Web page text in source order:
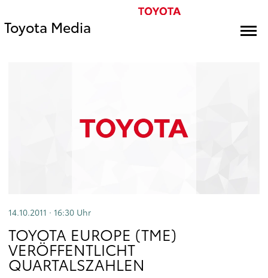
Toyota Media
14.10.2011 · 16:30 Uhr
TOYOTA EUROPE (TME)
VERÖFFENTLICHT
QUARTALSZAHLEN